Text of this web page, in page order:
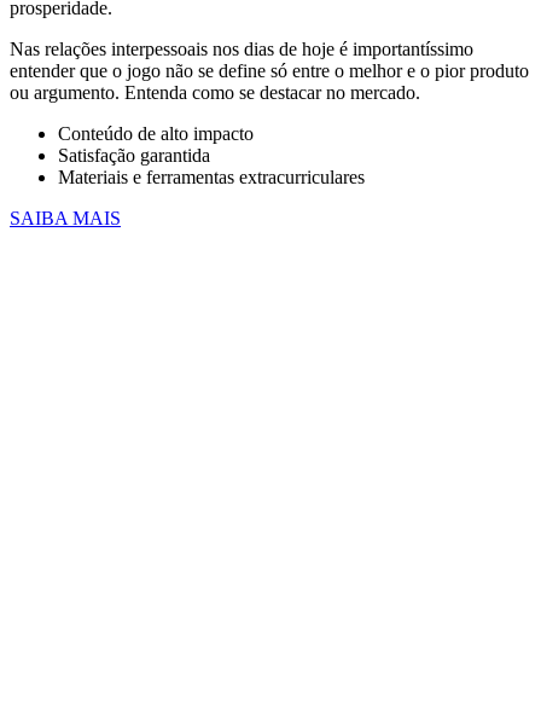
prosperidade.
Nas relações interpessoais nos dias de hoje é importantíssimo
entender que o jogo não se define só entre o melhor e o pior produto
ou argumento. Entenda como se destacar no mercado.
Conteúdo de alto impacto
Satisfação garantida
Materiais e ferramentas extracurriculares
SAIBA MAIS